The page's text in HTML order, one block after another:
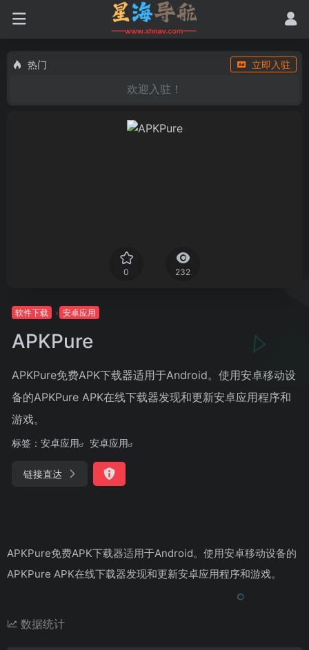
热门 立即入驻
欢迎入驻！
0 232
软件下载 安卓应用
APKPure
APKPure免费APK下载器适用于Android。使用安卓移动设
备的APKPure APK在线下载器发现和更新安卓应用程序和
游戏。
标签： 安卓应用 安卓应用
链接直达
APKPure免费APK下载器适用于Android。使用安卓移动设备的
APKPure APK在线下载器发现和更新安卓应用程序和游戏。
数据统计